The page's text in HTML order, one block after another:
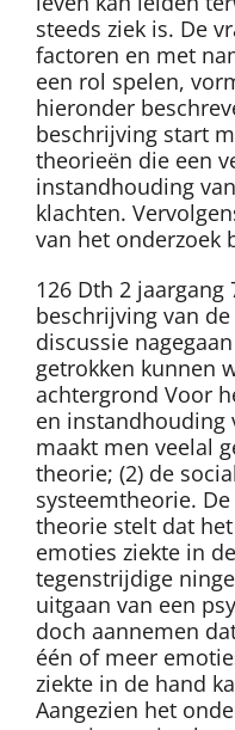
steeds ziek is. De
factoren en met
een rol spelen,
hieronder
beschrijving start
theorieën die een
instandhouding
klachten.
van het onderzoek
126 Dth 2 jaargang
beschrijving van
discussie
getrokken kunnen
achtergrond Voor
en instandhouding
maakt men veelal
theorie; (2) de
systeemtheorie.
theorie stelt dat
emoties ziekte in
tegenstrijdige
uitgaan van een
doch aannemen
één of meer
ziekte in de hand
Aangezien het